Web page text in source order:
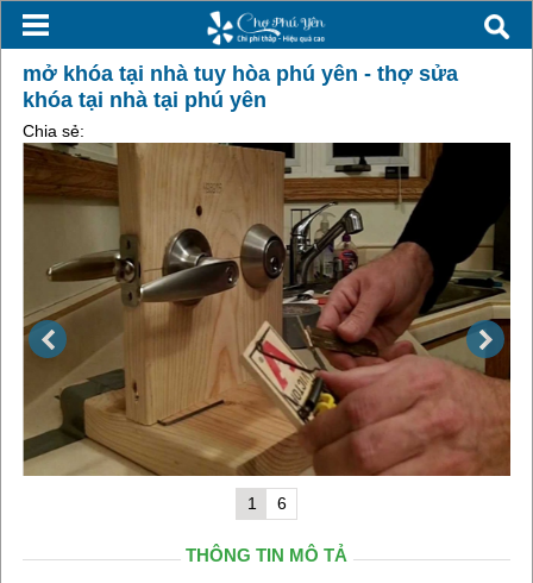
mở khóa tại nhà tuy hòa phú yên - thợ sửa
khóa tại nhà tại phú yên
Chia sẻ:
1 6
THÔNG TIN MÔ TẢ